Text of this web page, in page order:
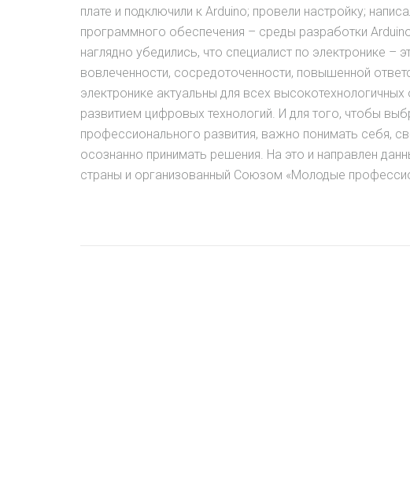
плате и подключили к Arduino; провели настройку;
программного обеспечения – среды разработки
наглядно убедились, что специалист по электронике –
вовлеченности, сосредоточенности, повышенной
электронике актуальны для всех
развитием цифровых технологий. И для того, чтобы
профессионального развития, важно понимать себя,
осознанно принимать решения. На это и направлен
страны и организованный Союзом «Молодые